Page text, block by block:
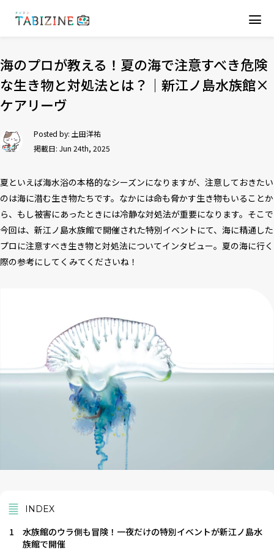
海のプロが教える！夏の海で注意すべき危険
な生き物と対処法とは？｜新江ノ島水族館×
ケアリーヴ
Posted by: 土田洋祐
掲載日: Jun 24th, 2025
夏といえば海水浴の本格的なシーズンになりますが、注意しておきたい
のは海に潜む生き物たちです。なかには命も脅かす生き物もいることか
ら、もし被害にあったときには冷静な対処法が重要になります。そこで
今回は、新江ノ島水族館で開催された特別イベントにて、海に精通した
プロに注意すべき生き物と対処法についてインタビュー。夏の海に行く
際の参考にしてくみてくださいね！
INDEX
1
水族館のウラ側も冒険！一夜だけの特別イベントが新江ノ島水
族館で開催